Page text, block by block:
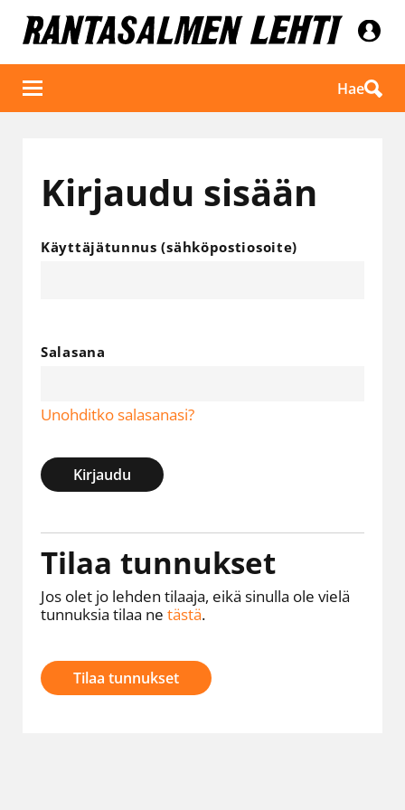
Hae
Kirjaudu sisään
Käyttäjätunnus (sähköpostiosoite)
Salasana
Unohditko salasanasi?
Kirjaudu
Tilaa tunnukset
Jos olet jo lehden tilaaja, eikä sinulla ole vielä
tunnuksia tilaa ne tästä.
Tilaa tunnukset